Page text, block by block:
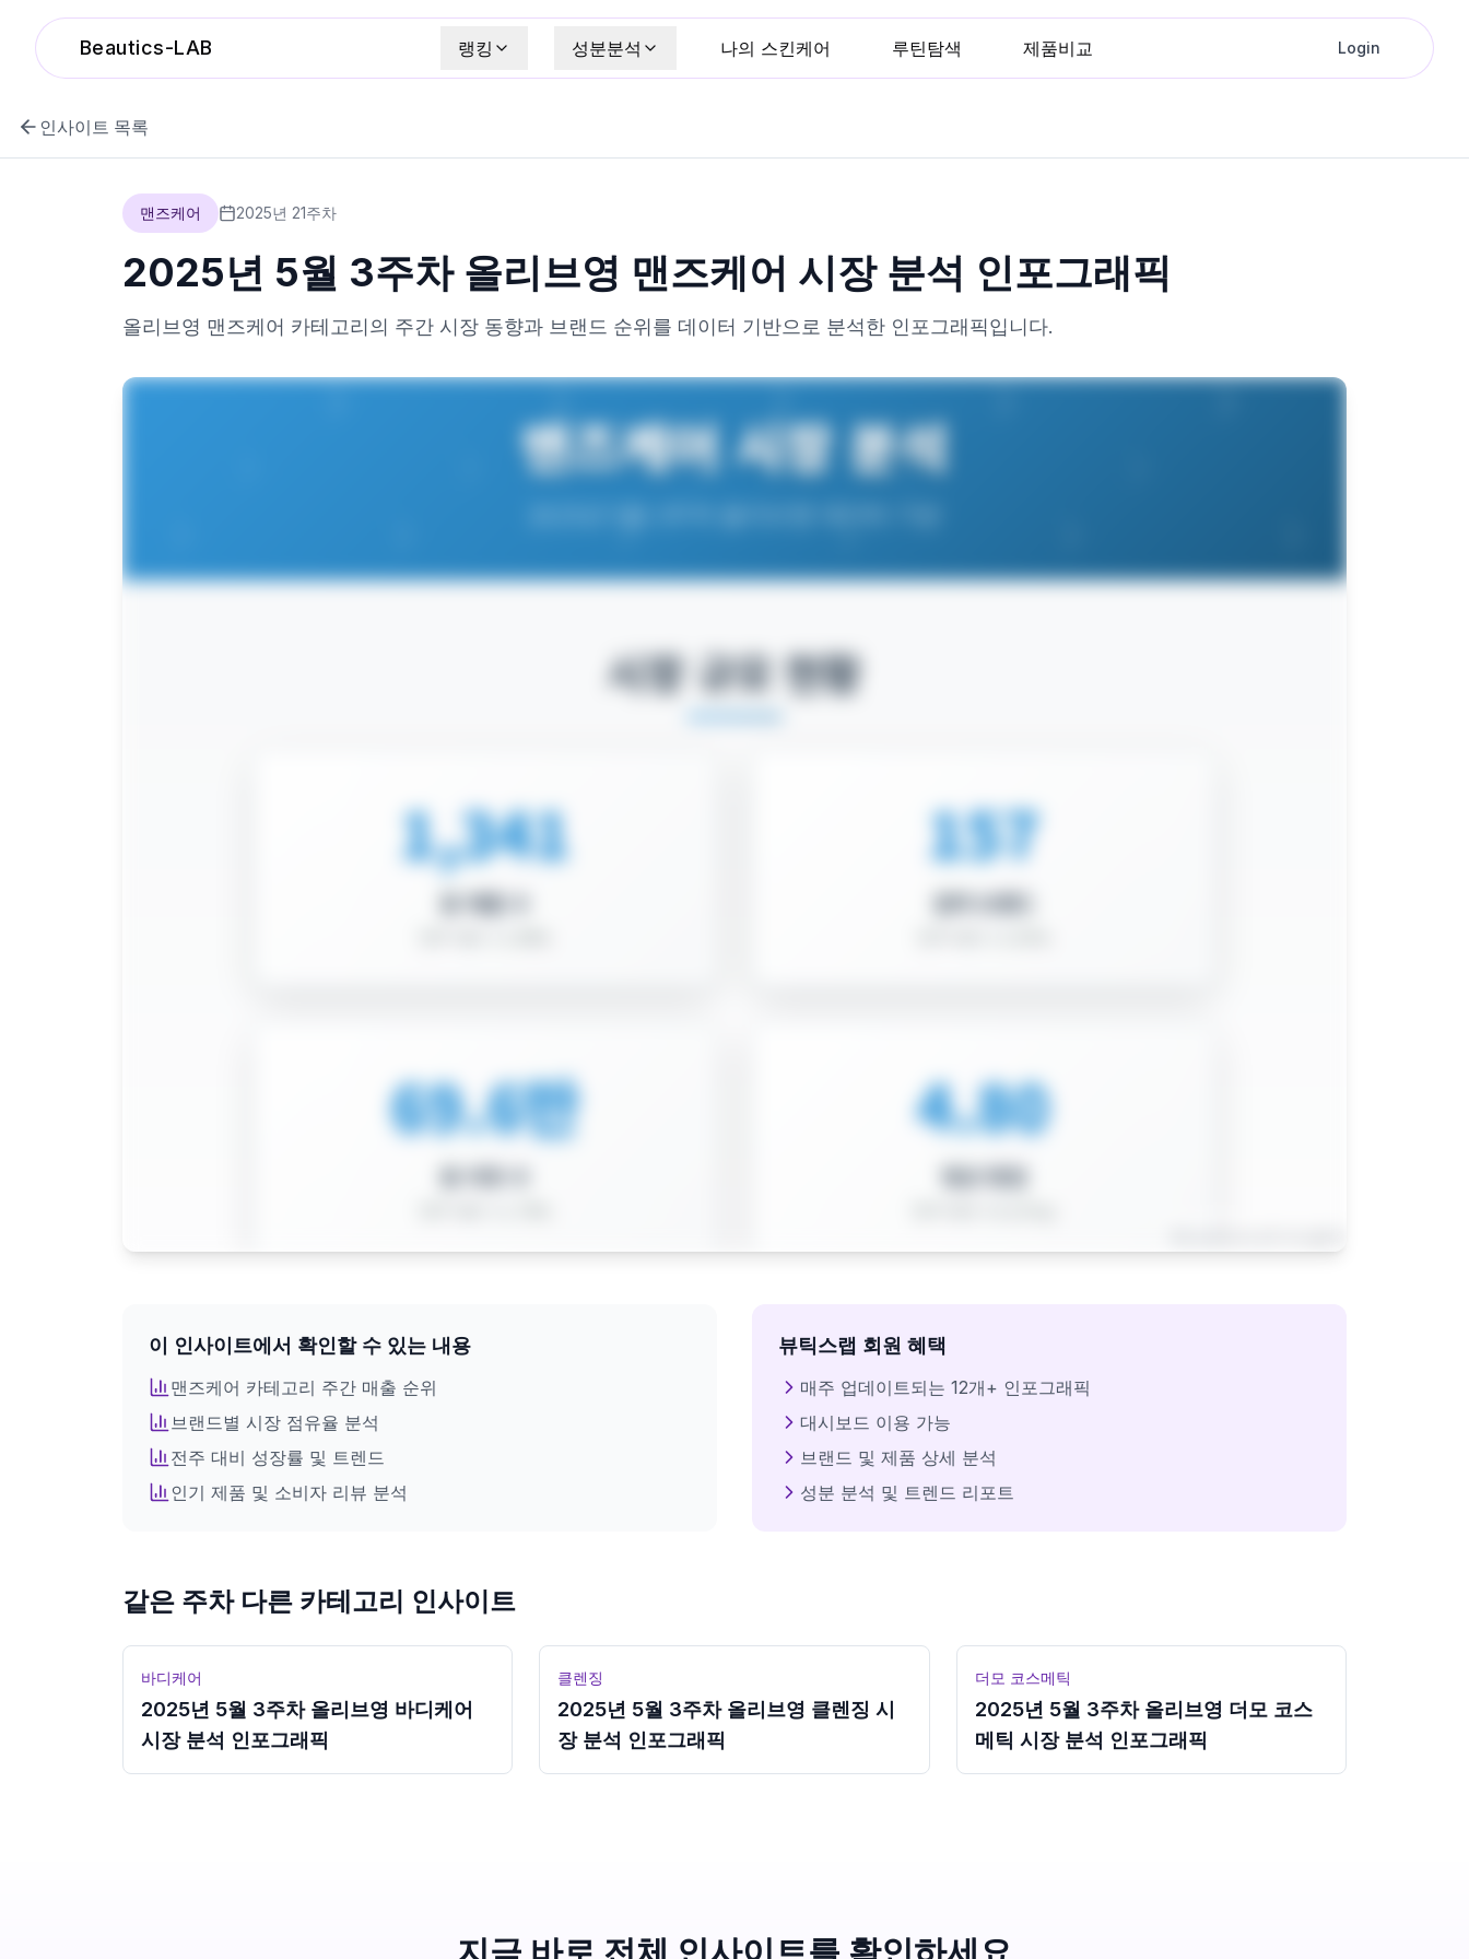
Beautics-LAB 랭킹 성분분석 나의 스킨케어 루틴탐색 제품비교 Login
인사이트 목록
맨즈케어 2025년 21주차
2025년 5월 3주차 올리브영 맨즈케어 시장 분석 인포그래픽
올리브영 맨즈케어 카테고리의 주간 시장 동향과 브랜드 순위를 데이터 기반으로 분석한 인포그래픽입니다.
전체 인사이트를 확인하려면
회원가입이 필요합니다
로그인 후 모든 인포그래픽을 이용하세요
로그인
이 인사이트에서 확인할 수 있는 내용
맨즈케어 카테고리 주간 매출 순위
브랜드별 시장 점유율 분석
전주 대비 성장률 및 트렌드
인기 제품 및 소비자 리뷰 분석
뷰틱스랩 회원 혜택
매주 업데이트되는 12개+ 인포그래픽
대시보드 이용 가능
브랜드 및 제품 상세 분석
성분 분석 및 트렌드 리포트
같은 주차 다른 카테고리 인사이트
바디케어
2025년 5월 3주차 올리브영 바디케어
시장 분석 인포그래픽
클렌징
2025년 5월 3주차 올리브영 클렌징 시
장 분석 인포그래픽
더모 코스메틱
2025년 5월 3주차 올리브영 더모 코스
메틱 시장 분석 인포그래픽